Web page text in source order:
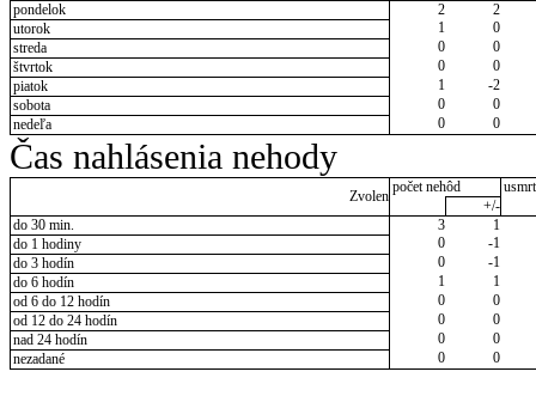
pondelok
2
2
utorok
1
0
streda
0
0
štvrtok
0
0
piatok
1
-2
sobota
0
0
nedeľa
0 0
Čas nahlásenia nehody
Zvolen
počet nehôd
+/-
do 30 min.
3
1
do 1 hodiny
0
-1
do 3 hodín
0
-1
do 6 hodín
1
1
od 6 do 12 hodín
0
0
od 12 do 24 hodín
0
0
nad 24 hodín
0
0
nezadané
0 0